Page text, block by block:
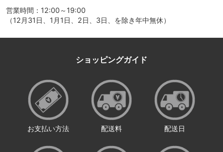
営業時間：12:00～19:00
（12月31日、1月1日、2日、3日、を除き年中無休）
ショッピングガイド
お支払い方法 配送料 配送日